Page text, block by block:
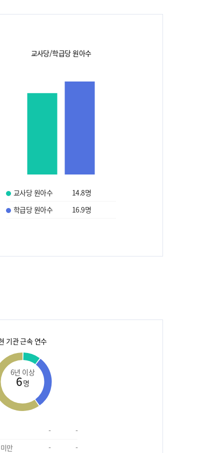
교사당/학급당 원아수
교사당 원아수 14.8명
학급당 원아수
16.9명
기관 근속 연수
6년 이상
6명
-
-
만
-
-